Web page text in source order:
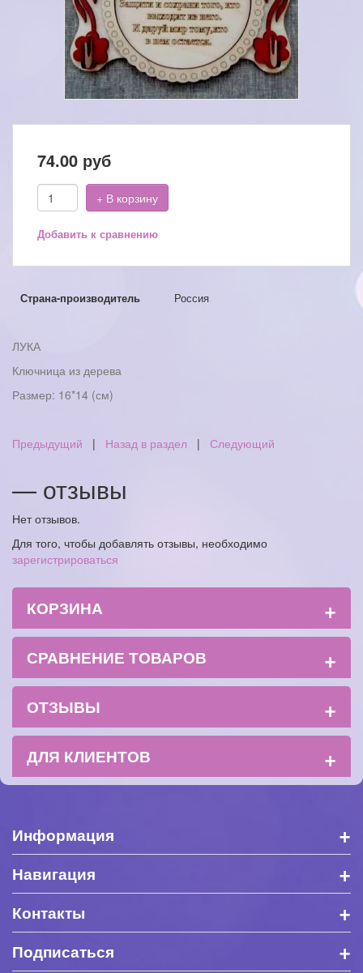
74.00 руб
+ В корзину
Добавить к сравнению
Страна-производитель Россия
ЛУКА
Ключница из дерева
Размер: 16*14 (см)
Предыдущий | Назад в раздел | Следующий
— отзывы
Нет отзывов.
Для того, чтобы добавлять отзывы, необходимо
зарегистрироваться
КОРЗИНА +
СРАВНЕНИЕ ТОВАРОВ +
ОТЗЫВЫ +
ДЛЯ КЛИЕНТОВ +
Информация +
Навигация +
Контакты +
Подписаться +